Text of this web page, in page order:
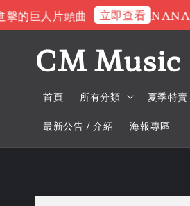
巨人片頭曲 立即查看 NANA 彩膠
CM Music
首頁 所有分類 夏季特賣
最新公告 / 介紹 海報專區